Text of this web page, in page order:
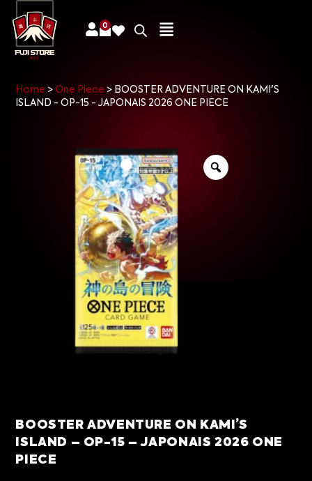
0
Home >One Piece > BOOSTER ADVENTURE ON KAMI'S
ISLAND - OP-15 - JAPONAIS 2026 ONE PIECE
BOOSTER ADVENTURE ON KAMI’S
ISLAND – OP-15 – JAPONAIS 2026 ONE
PIECE